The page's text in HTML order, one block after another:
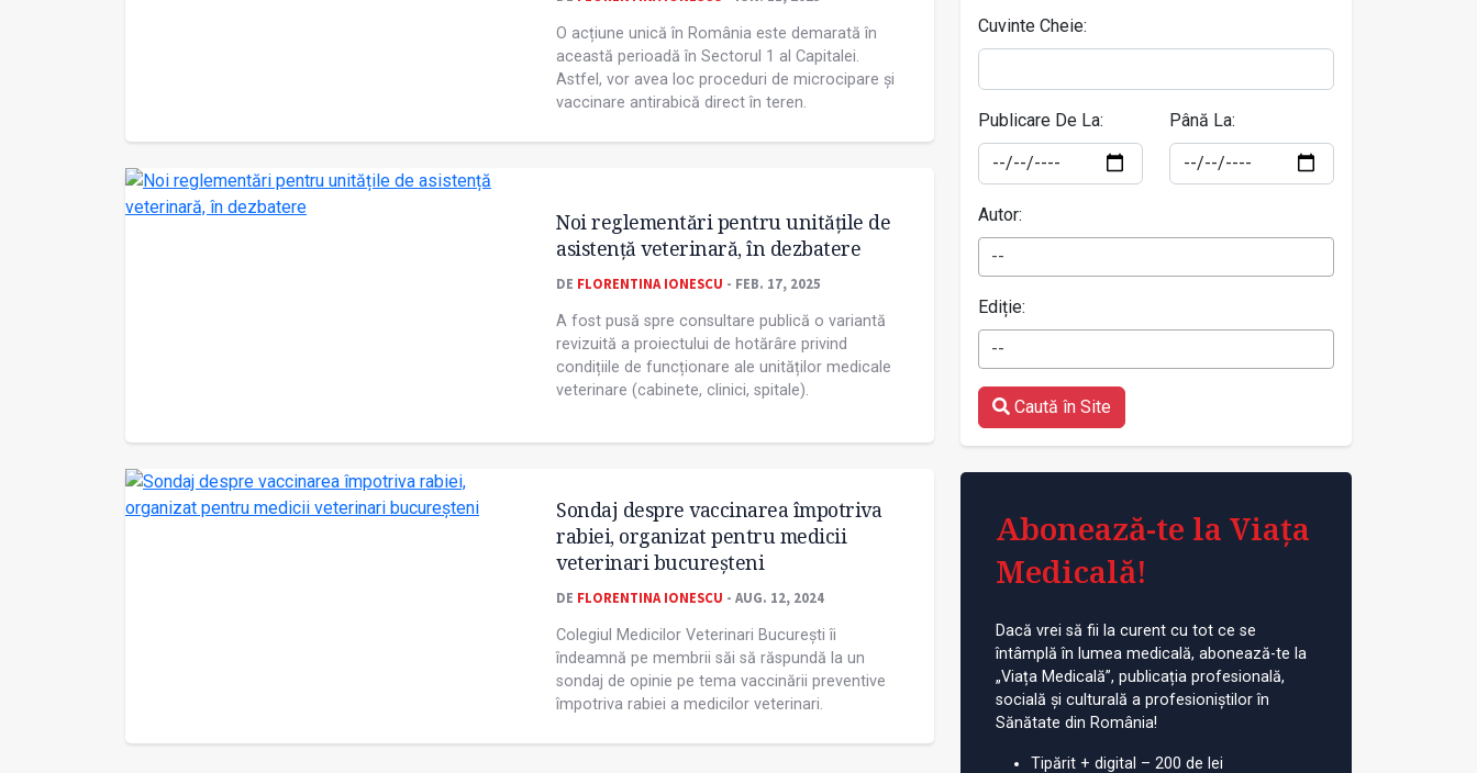
O acțiune unică în România este demarată în
această perioadă în Sectorul 1 al Capitalei.
Astfel, vor avea loc proceduri de microcipare și
vaccinare antirabică direct în teren.
Noi reglementări pentru unitățile de
asistență veterinară, în dezbatere
DE FLORENTINA IONESCU - FEB. 17, 2025
A fost pusă spre consultare publică o variantă
revizuită a proiectului de hotărâre privind
condițiile de funcționare ale unităților medicale
veterinare (cabinete, clinici, spitale).
Sondaj despre vaccinarea împotriva
rabiei, organizat pentru medicii
veterinari bucureșteni
DE FLORENTINA IONESCU - AUG. 12, 2024
Colegiul Medicilor Veterinari București îi
îndeamnă pe membrii săi să răspundă la un
sondaj de opinie pe tema vaccinării preventive
împotriva rabiei a medicilor veterinari.
Cuvinte Cheie:
Publicare De La: Până La:
Autor:
--
Ediție:
--
Caută în Site
Abonează-te la Viața
Medicală!
Dacă vrei să fii la curent cu tot ce se
întâmplă în lumea medicală, abonează-te la
„Viața Medicală”, publicația profesională,
socială și culturală a profesioniștilor în
Sănătate din România!
Tipărit + digital – 200 de lei